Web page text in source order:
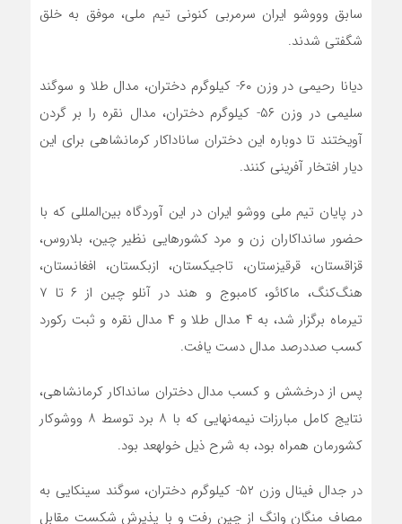
سابق وووشو ایران سرمربی کنونی تیم ملی، موفق به خلق
شگفتی شدند.
دیانا رحیمی در وزن ۶۰- کیلوگرم دختران، مدال طلا و سوگند
سلیمی در وزن ۵۶- کیلوگرم دختران، مدال نقره را بر گردن
آویختند تا دوباره این دختران ساناداکار کرمانشاهی برای این
دیار افتخار آفرینی کنند.
در پایان تیم ملی ووشو ایران در این آوردگاه بین‌المللی که با
حضور سانداکاران زن و مرد کشورهایی نظیر چین، بلاروس،
قزاقستان، قرقیزستان، تاجیکستان، ازبکستان، افغانستان،
هنگ‌کنگ، ماکائو، کامبوج و هند در آنلو چین از ۶ تا ۷
تیرماه برگزار شد، به ۴ مدال طلا و ۴ مدال نقره و ثبت رکورد
کسب صددرصد مدال دست یافت.
پس از درخشش و کسب مدال دختران سانداکار کرمانشاهی،
نتایج کامل مبارزات نیمه‌نهایی که با ۸ برد توسط ۸ ووشوکار
کشورمان همراه بود، به شرح ذیل خولهعد بود.
در جدال فینال وزن ۵۲- کیلوگرم دختران، سوگند سینکایی به
مصاف منگان وانگ از چین رفت و با پذیرش شکست مقابل